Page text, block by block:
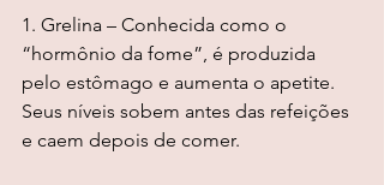
1. Grelina – Conhecida como o
“hormônio da fome”, é produzida
pelo estômago e aumenta o apetite.
Seus níveis sobem antes das refeições
e caem depois de comer.